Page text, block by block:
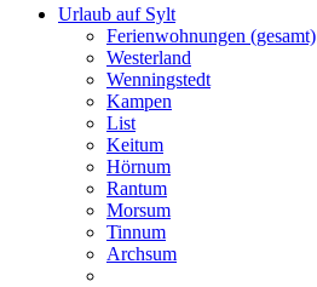
Urlaub auf Sylt
Ferienwohnungen (gesamt)
Westerland
Wenningstedt
Kampen
List
Keitum
Hörnum
Rantum
Morsum
Tinnum
Archsum